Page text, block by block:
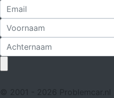
© 2001 - 2026 Problemcar.nl |